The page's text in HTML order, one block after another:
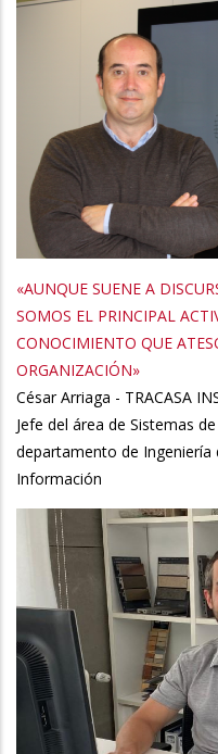
«AUNQUE SUENE A
SOMOS EL PRINCIPAL
CONOCIMIENTO QUE
ORGANIZACIÓN»
César Arriaga - TRACASA
Jefe del área de Sistemas
departamento de Ingeniería
Información